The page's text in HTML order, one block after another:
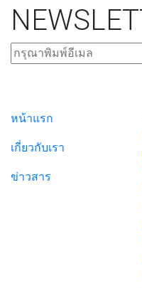
หน้าแรก
เกี่ยวกับเรา
ข่าวสาร